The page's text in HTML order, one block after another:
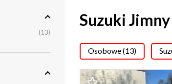
(13)
Suzuki
Osobowe (13)